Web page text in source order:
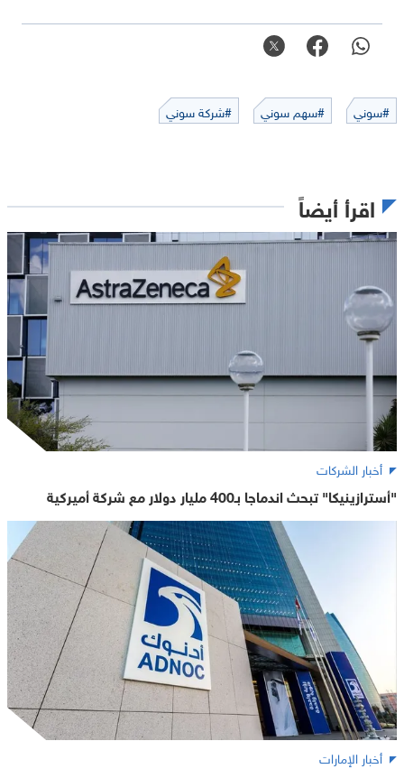
#سوني #سهم سوني #شركة سوني
اقرأ أيضاً
أخبار الشركات
"أسترازينيكا" تبحث اندماجا بـ400 مليار دولار مع شركة أميركية
أخبار الإمارات